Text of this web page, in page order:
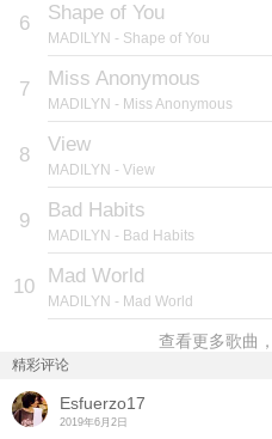
6 Shape of You
MADILYN - Shape of You
7 Miss Anonymous
MADILYN - Miss Anonymous
8 View
MADILYN - View
9 Bad Habits
MADILYN - Bad Habits
10 Mad World
MADILYN - Mad World
查看更多歌曲
精彩评论
Esfuerzo17
2019年6月2日